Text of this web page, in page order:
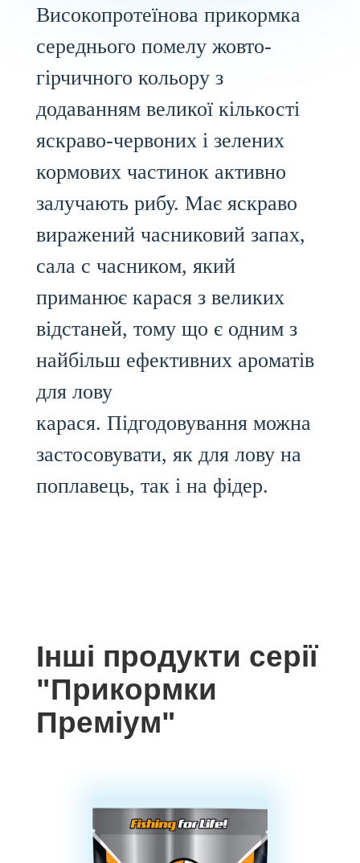
Високопротеїнова прикормка
середнього помелу жовто-
гірчичного кольору з
додаванням великої кількості
яскраво-червоних і зелених
кормових частинок активно
залучають рибу. Має яскраво
виражений часниковий запах,
сала с часником, який
приманює карася з великих
відстаней, тому що є одним з
найбільш ефективних ароматів
для лову
карася. Підгодовування можна
застосовувати, як для лову на
поплавець, так і на фідер.
Iншi продукти серії
"Прикормки
Преміум"